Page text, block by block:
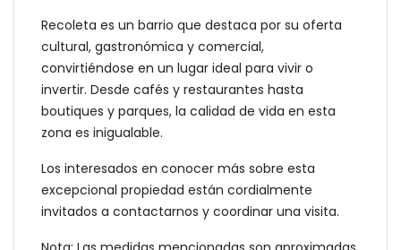
Recoleta es un barrio que destaca por su oferta
cultural, gastronómica y comercial,
convirtiéndose en un lugar ideal para vivir o
invertir. Desde cafés y restaurantes hasta
boutiques y parques, la calidad de vida en esta
zona es inigualable.
Los interesados en conocer más sobre esta
excepcional propiedad están cordialmente
invitados a contactarnos y coordinar una visita.